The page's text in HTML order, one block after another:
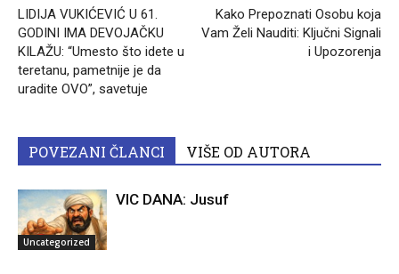
LIDIJA VUKIĆEVIĆ U 61.
GODINI IMA DEVOJAČKU
KILAŽU: “Umesto što idete u
teretanu, pametnije je da
uradite OVO”, savetuje
Kako Prepoznati Osobu koja
Vam Želi Nauditi: Ključni Signali
i Upozorenja
POVEZANI ČLANCI VIŠE OD AUTORA
Uncategorized
VIC DANA: Jusuf